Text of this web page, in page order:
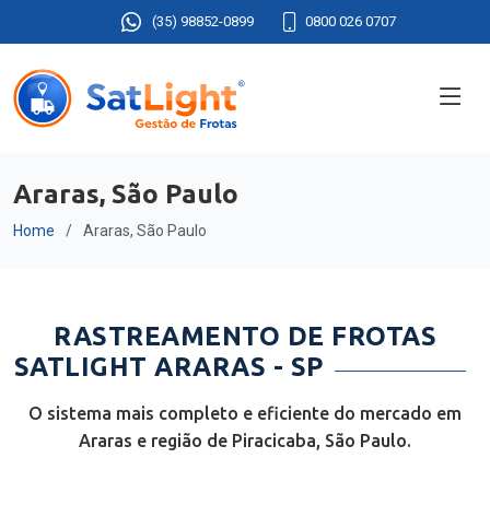
(35) 98852-0899 0800 026 0707
Araras, São Paulo
Home Araras, São Paulo
RASTREAMENTO DE FROTAS
SATLIGHT ARARAS - SP
O sistema mais completo e eficiente do mercado em
Araras e região de Piracicaba, São Paulo.